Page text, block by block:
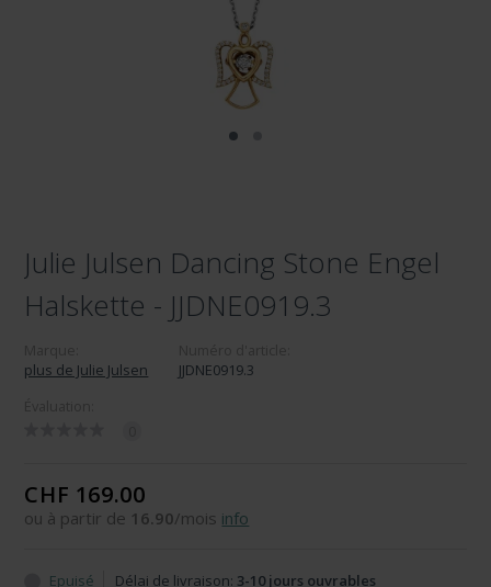
Julie Julsen Dancing Stone Engel
Halskette - JJDNE0919.3
plus de Julie Julsen
JJDNE0919.3
CHF 169.00
ou à partir de 16.90/mois info
Epuisé Délai de livraison: 3-10 jours ouvrables